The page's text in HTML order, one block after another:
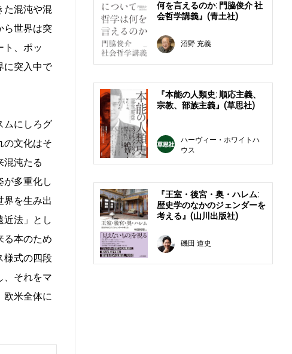
た混沌や混
ら世界は突
ト、ポッ
に突入中で
ムにしろグ
の文化はそ
混沌たる
が多重化し
界を生み出
近法」とし
る本のため
様式の四段
、それをマ
欧米全体に
何を言えるのか: 門脇俊介 社
会哲学講義』(青土社)
沼野 充義
『本能の人類史: 順応主義、
宗教、部族主義』(草思社)
ハーヴィー・ホワイトハ
ウス
『王室・後宮・奥・ハレム:
歴史学のなかのジェンダーを
考える』(山川出版社)
磯田 道史